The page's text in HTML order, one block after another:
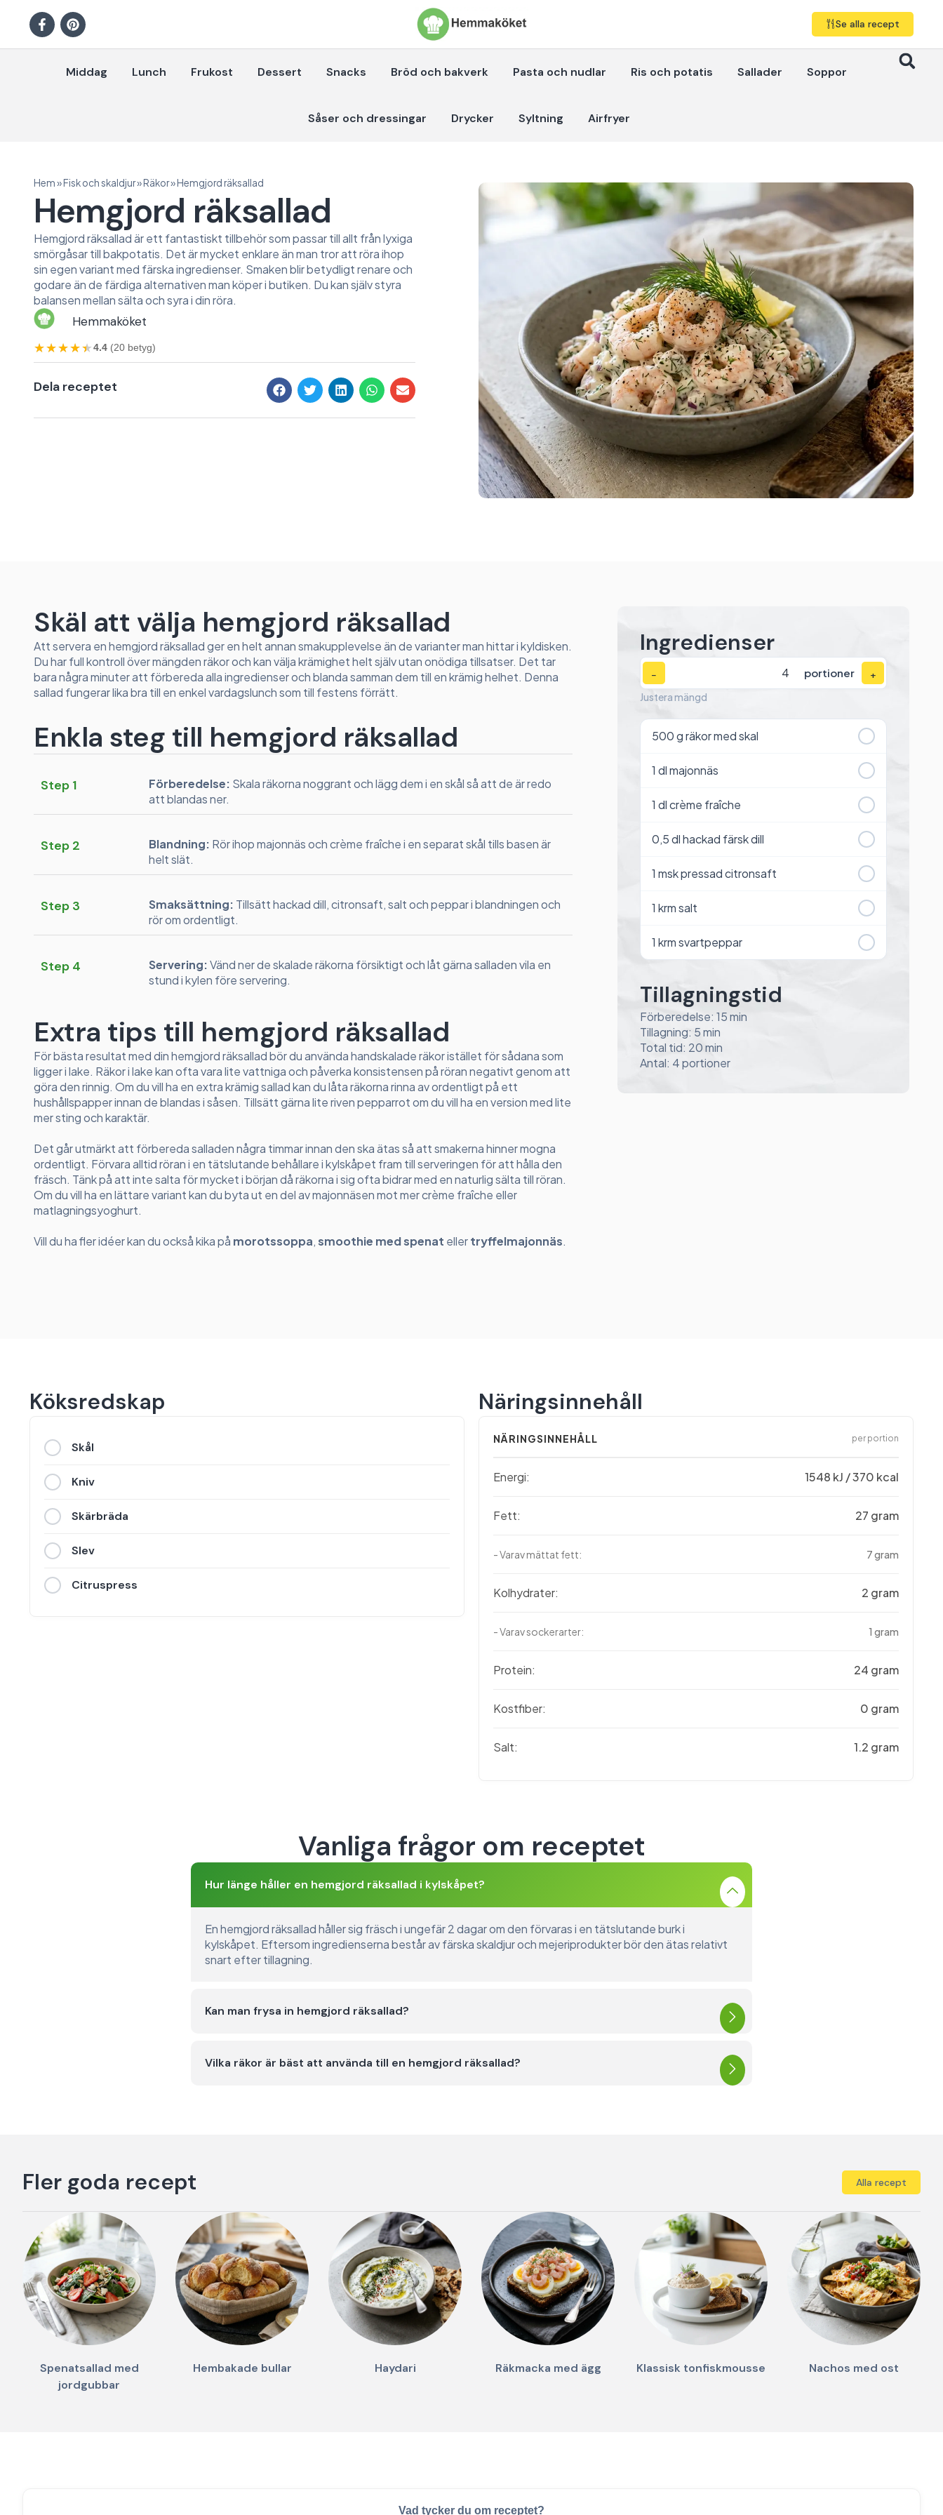
Se alla recept
Middag Lunch Frukost Dessert Snacks Bröd och bakverk Pasta och nudlar Ris och potatis Sallader Soppor
Såser och dressingar Drycker Syltning Airfryer
Hem»Fisk och skaldjur»Räkor»Hemgjord räksallad
Hemgjord räksallad
Hemgjord räksallad är ett fantastiskt tillbehör som passar till allt från lyxiga
smörgåsar till bakpotatis. Det är mycket enklare än man tror att röra ihop
sin egen variant med färska ingredienser. Smaken blir betydligt renare och
godare än de färdiga alternativen man köper i butiken. Du kan själv styra
balansen mellan sälta och syra i din röra.
Hemmaköket
★★★★★
★★★★★4.4 (20 betyg)
Dela receptet
Skäl att välja hemgjord räksallad
Att servera en hemgjord räksallad ger en helt annan smakupplevelse än de varianter man hittar i kyldisken.
Du har full kontroll över mängden räkor och kan välja krämighet helt själv utan onödiga tillsatser. Det tar
bara några minuter att förbereda alla ingredienser och blanda samman dem till en krämig helhet. Denna
sallad fungerar lika bra till en enkel vardagslunch som till festens förrätt.
Enkla steg till hemgjord räksallad
Step 1 Förberedelse: Skala räkorna noggrant och lägg dem i en skål så att de är redo
att blandas ner.
Step 2 Blandning: Rör ihop majonnäs och crème fraîche i en separat skål tills basen är
helt slät.
Step 3 Smaksättning: Tillsätt hackad dill, citronsaft, salt och peppar i blandningen och
rör om ordentligt.
Step 4 Servering:Vänd ner de skalade räkorna försiktigt och låt gärna salladen vila en
stund i kylen före servering.
Extra tips till hemgjord räksallad
För bästa resultat med din hemgjord räksallad bör du använda handskalade räkor istället för sådana som
ligger i lake. Räkor i lake kan ofta vara lite vattniga och påverka konsistensen på röran negativt genom att
göra den rinnig. Om du vill ha en extra krämig sallad kan du låta räkorna rinna av ordentligt på ett
hushållspapper innan de blandas i såsen. Tillsätt gärna lite riven pepparrot om du vill ha en version med lite
mer sting och karaktär.
Det går utmärkt att förbereda salladen några timmar innan den ska ätas så att smakerna hinner mogna
ordentligt. Förvara alltid röran i en tätslutande behållare i kylskåpet fram till serveringen för att hålla den
fräsch. Tänk på att inte salta för mycket i början då räkorna i sig ofta bidrar med en naturlig sälta till röran.
Om du vill ha en lättare variant kan du byta ut en del av majonnäsen mot mer crème fraîche eller
matlagningsyoghurt.
Vill du ha fler idéer kan du också kika på morotssoppa,smoothie med spenat ellertryffelmajonnäs.
Ingredienser
− portioner
+
Justera mängd
500g räkor med skal
1 dl majonnäs
1 dl crème fraîche
0,5dl hackad färsk dill
1 msk pressad citronsaft
1 krm salt
1 krm svartpeppar
Tillagningstid
Förberedelse: 15 min
Tillagning: 5 min
Total tid: 20 min
Antal: 4 portioner
Köksredskap
Skål
Kniv
Skärbräda
Slev
Citruspress
Näringsinnehåll
NÄRINGSINNEHÅLL per portion
Energi: 1548 kJ / 370 kcal
Fett: 27 gram
- Varav mättat fett: 7 gram
Kolhydrater: 2 gram
- Varav sockerarter: 1 gram
Protein: 24 gram
Kostfiber: 0 gram
Salt: 1.2 gram
Vanliga frågor om receptet
Hur länge håller en hemgjord räksallad i kylskåpet?
En hemgjord räksallad håller sig fräsch i ungefär 2 dagar om den förvaras i en tätslutande burk i
kylskåpet. Eftersom ingredienserna består av färska skaldjur och mejeriprodukter bör den ätas relativt
snart efter tillagning.
Kan man frysa in hemgjord räksallad?
Vilka räkor är bäst att använda till en hemgjord räksallad?
Fler goda recept Alla recept
Spenatsallad med
jordgubbar
Hembakade bullar Haydari Räkmacka med ägg Klassisk tonfiskmousse Nachos med ost
Vad tycker du om receptet?